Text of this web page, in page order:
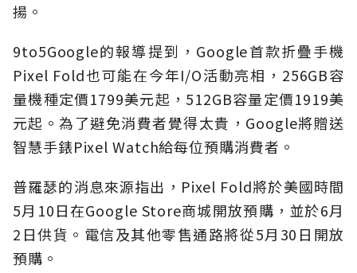
揚。
9to5Google的報導提到，Google首款折疊手機
Pixel Fold也可能在今年I/O活動亮相，256GB容
量機種定價1799美元起，512GB容量定價1919美
元起。為了避免消費者覺得太貴，Google將贈送
智慧手錶Pixel Watch給每位預購消費者。
普羅瑟的消息來源指出，Pixel Fold將於美國時間
5月10日在Google Store商城開放預購，並於6月
2日供貨。電信及其他零售通路將從5月30日開放
預購。